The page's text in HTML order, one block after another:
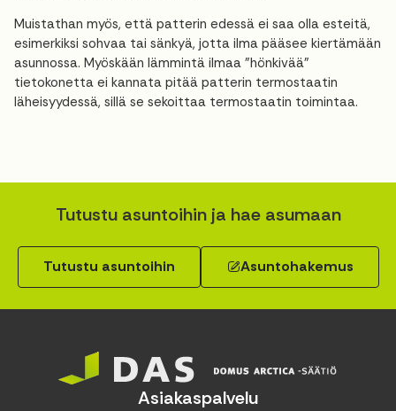
Muistathan myös, että patterin edessä ei saa olla esteitä,
esimerkiksi sohvaa tai sänkyä, jotta ilma pääsee kiertämään
asunnossa. Myöskään lämmintä ilmaa "hönkivää"
tietokonetta ei kannata pitää patterin termostaatin
läheisyydessä, sillä se sekoittaa termostaatin toimintaa.
Tutustu asuntoihin ja hae asumaan
Tutustu asuntoihin Asuntohakemus
Asiakaspalvelu